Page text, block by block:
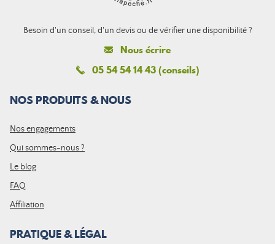
Besoin d'un conseil, d'un devis ou de vérifier une disponibilité ?
Nous écrire
05 54 54 14 43 (conseils)
NOS PRODUITS & NOUS
Nos engagements
Qui sommes-nous ?
Le blog
FAQ
Affiliation
PRATIQUE & LÉGAL